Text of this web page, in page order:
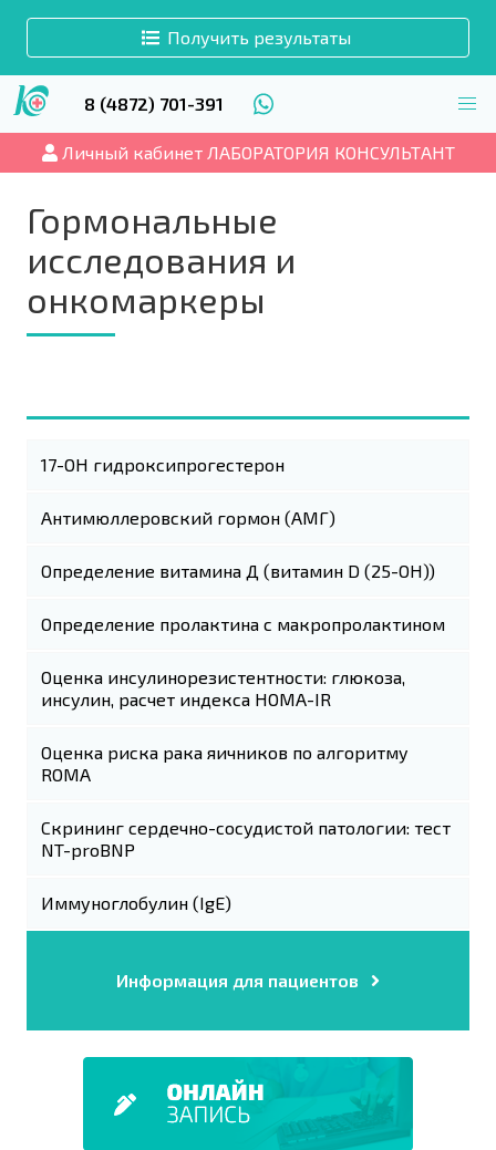
Получить результаты
8 (4872) 701-391
Личный кабинет ЛАБОРАТОРИЯ КОНСУЛЬТАНТ
Гормональные
исследования и
онкомаркеры
17-ОН гидроксипрогестерон
Антимюллеровский гормон (АМГ)
Определение витамина Д (витамин D (25-OH))
Определение пролактина с макропролактином
Оценка инсулинорезистентности: глюкоза,
инсулин, расчет индекса НОМА-IR
Оценка риска рака яичников по алгоритму
ROMA
Скрининг сердечно-сосудистой патологии: тест
NT-proBNP
Иммуноглобулин (IgE)
Информация для пациентов